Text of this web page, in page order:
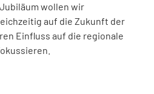
wollen wir
auf die Zukunft der
Einfluss auf die regionale